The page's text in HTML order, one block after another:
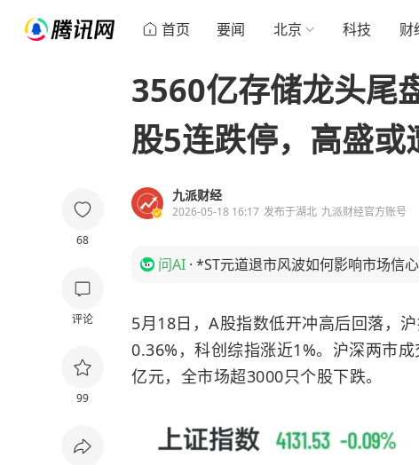
首页 要闻 北京 科技 财
68
评论
99
3560亿存储龙头尾
股5连跌停，高盛或
九派财经
2026-05-18 16:17 发布于湖北 九派财经官方账号
问AI · *ST元道退市风波如何影响市场信心
5月18日，A股指数低开冲高后回落，
0.36%，科创综指涨近1%。沪深两市
亿元，全市场超3000只个股下跌。